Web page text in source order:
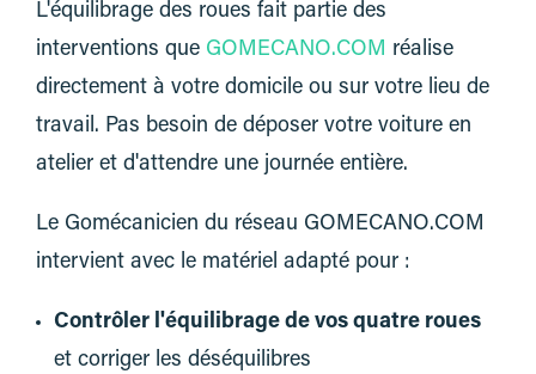
L'équilibrage des roues fait partie des
interventions que GOMECANO.COM réalise
directement à votre domicile ou sur votre lieu de
travail. Pas besoin de déposer votre voiture en
atelier et d'attendre une journée entière.
Le Gomécanicien du réseau GOMECANO.COM
intervient avec le matériel adapté pour :
Contrôler l'équilibrage de vos quatre roues
et corriger les déséquilibres